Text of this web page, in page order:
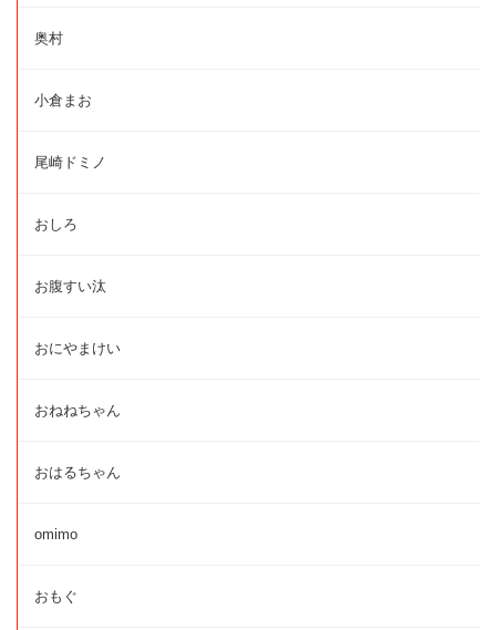
奥村
小倉まお
尾崎ドミノ
おしろ
お腹すい汰
おにやまけい
おねねちゃん
おはるちゃん
omimo
おもぐ